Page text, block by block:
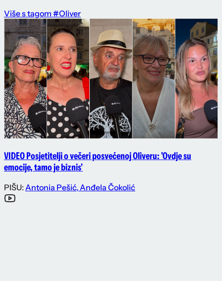
Više s tagom #Oliver
VIDEO Posjetitelji o večeri posvećenoj Oliveru: 'Ovdje su
emocije, tamo je biznis'
PIŠU: Antonia Pešić, Anđela Čokolić